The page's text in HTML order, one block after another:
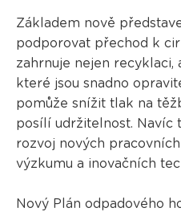
Základem nově
podporovat přechod k
zahrnuje nejen recyklaci,
které jsou snadno
pomůže snížit tlak na
posílí udržitelnost. Navíc
rozvoj nových
výzkumu a inovačních
Nový Plán odpadového